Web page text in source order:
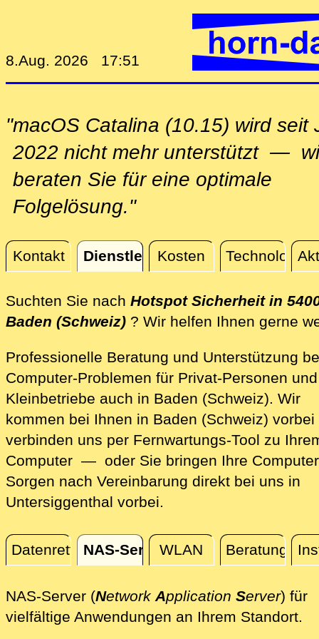
8.Aug. 2026 17:51
"macOS Catalina (10.15) wird seit
2022 nicht mehr unterstützt —
beraten Sie für eine optimale
Folgelösung."
Kontakt Dienstleistungen
Kosten Technologie
Dienstleistungen
Suchten Sie nach Hotspot Sicherheit in
Baden (Schweiz) ? Wir helfen Ihnen gerne
Professionelle Beratung und Unterstützung
Computer-Problemen für Privat-Personen und
Kleinbetriebe auch in Baden (Schweiz). Wir
kommen bei Ihnen in Baden (Schweiz) vorbei
verbinden uns per Fernwartungs-Tool zu
Computer — oder Sie bringen Ihre
Sorgen nach Vereinbarung direkt bei uns in
Untersiggenthal vorbei.
DatenrettungNAS-ServerWLAN Beratung
NAS-Server
NAS-Server (NetworkApplication Server) für
vielfältige Anwendungen an Ihrem Standort.